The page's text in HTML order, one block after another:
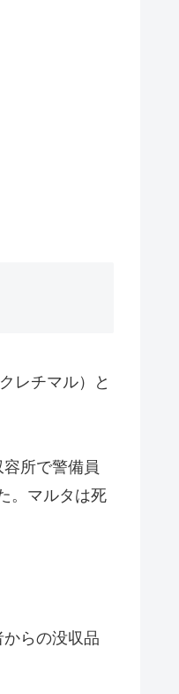
レチマル）と
所で警備員
。マルタは死
らの没収品